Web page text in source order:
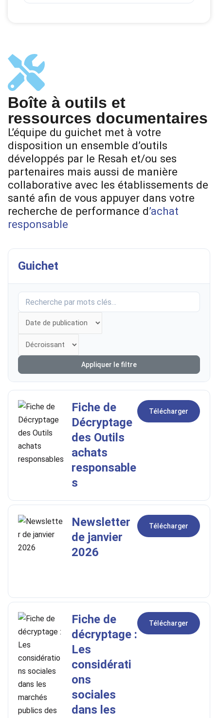
Boîte à outils et
ressources documentaires
L’équipe du guichet met à votre
disposition un ensemble d’outils
développés par le Resah et/ou ses
partenaires mais aussi de manière
collaborative avec les établissements de
santé afin de vous appuyer dans votre
recherche de performance d’achat
responsable
Guichet
Appliquer le filtre
Fiche de
Décryptage
des Outils
achats
responsable
s
Télécharger
Newsletter
de janvier
2026
Télécharger
Fiche de
décryptage :
Les
considérati
ons
sociales
dans les
Télécharger